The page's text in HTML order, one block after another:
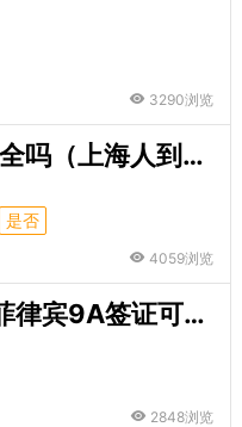
3290浏览
上海人去菲律宾旅游安全吗（上海人到菲律宾旅游是否安全）
是否
4059浏览
菲律宾9A签证的类型 菲律宾9A签证可以待多久
2848浏览